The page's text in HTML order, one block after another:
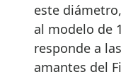
este
al modelo de
responde a
amantes del